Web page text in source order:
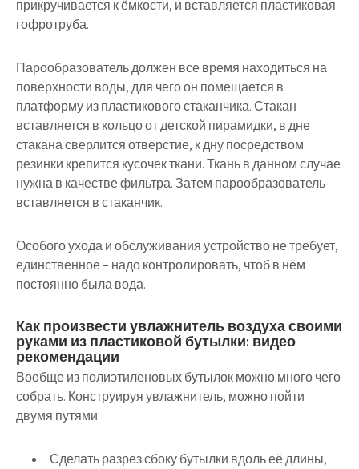
прикручивается к ёмкости, и вставляется пластиковая
гофротруба.
Парообразователь должен все время находиться на
поверхности воды, для чего он помещается в
платформу из пластикового стаканчика. Стакан
вставляется в кольцо от детской пирамидки, в дне
стакана сверлится отверстие, к дну посредством
резинки крепится кусочек ткани. Ткань в данном случае
нужна в качестве фильтра. Затем парообразователь
вставляется в стаканчик.
Особого ухода и обслуживания устройство не требует,
единственное – надо контролировать, чтоб в нём
постоянно была вода.
Как произвести увлажнитель воздуха своими
руками из пластиковой бутылки: видео
рекомендации
Вообще из полиэтиленовых бутылок можно много чего
собрать. Конструируя увлажнитель, можно пойти
двумя путями:
Сделать разрез сбоку бутылки вдоль её длины,